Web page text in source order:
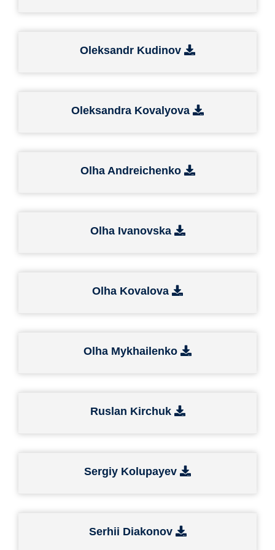
Oleksandr Kudinov
Oleksandra Kovalyova
Olha Andreichenko
Olha Ivanovska
Olha Kovalova
Olha Mykhailenko
Ruslan Kirchuk
Sergiy Kolupayev
Serhii Diakonov